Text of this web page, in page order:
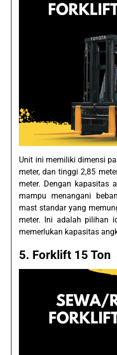
Unit ini memiliki dimensi
meter, dan tinggi 2,85
meter. Dengan kapasitas
mampu menangani
mast standar yang
meter. Ini adalah pilihan
memerlukan kapasitas
5. Forklift 15 Ton